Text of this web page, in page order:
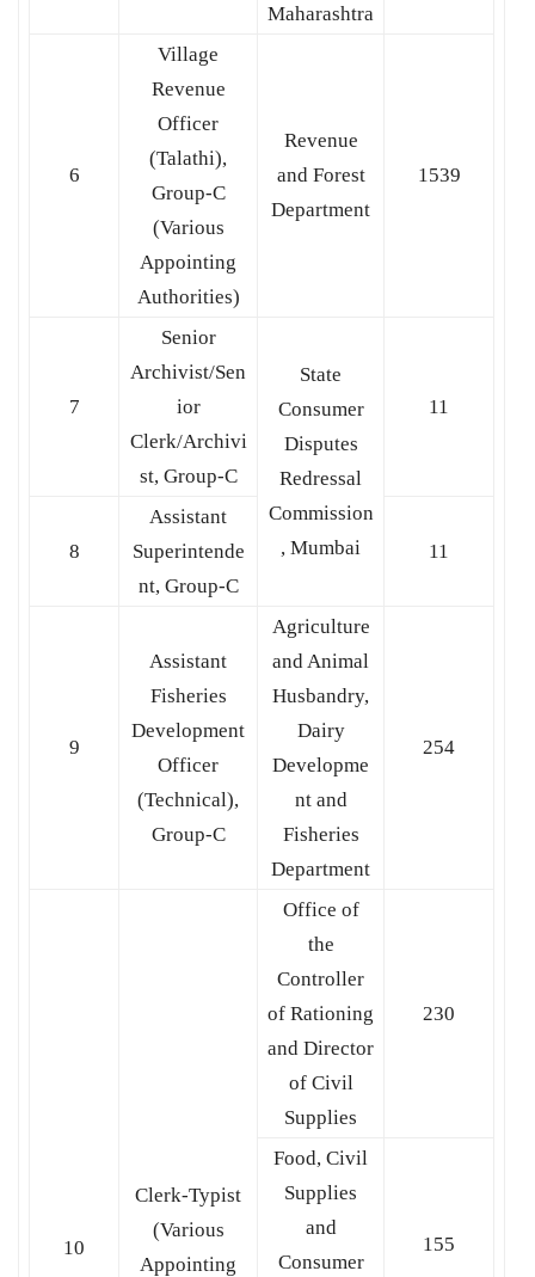
Maharashtra
6
Village
Revenue
Officer
(Talathi),
Group-C
(Various
Appointing
Authorities)
Revenue
and Forest
Department
1539
7
Senior
Archivist/Sen
ior
Clerk/Archivi
st, Group-C
State
Consumer
Disputes
Redressal
Commission
, Mumbai
11
8
Assistant
Superintende
nt, Group-C
11
9
Assistant
Fisheries
Development
Officer
(Technical),
Group-C
Agriculture
and Animal
Husbandry,
Dairy
Developme
nt and
Fisheries
Department
254
10
Clerk-Typist
(Various
Appointing
Office of
the
Controller
of Rationing
and Director
of Civil
Supplies
230
Food, Civil
Supplies
and
Consumer
155